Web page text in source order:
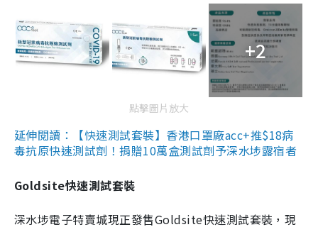
+2
點擊圖片放大
延伸閱讀：【快速測試套裝】香港口罩廠acc+推$18病
毒抗原快速測試劑！捐贈10萬盒測試劑予深水埗露宿者
Goldsite快速測試套裝
深水埗電子特賣城現正發售Goldsite快速測試套裝，現